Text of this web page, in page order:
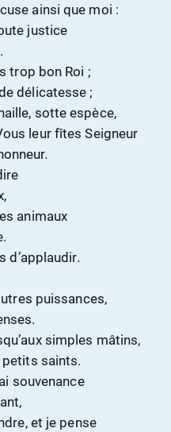
ainsi que moi :
justice
trop bon Roi ;
délicatesse ;
sotte espèce,
leur fîtes Seigneur
animaux
d’applaudir.
puissances,
simples mâtins,
petits saints.
souvenance
et je pense